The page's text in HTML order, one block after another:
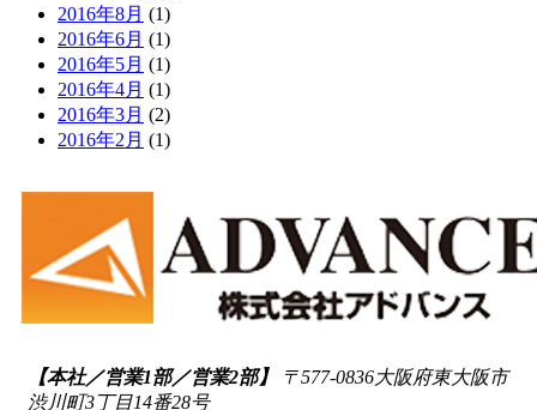
2016年8月 (1)
2016年6月 (1)
2016年5月 (1)
2016年4月 (1)
2016年3月 (2)
2016年2月 (1)
【本社／営業1部／営業2部】 〒577-0836大阪府東大阪市
渋川町3丁目14番28号